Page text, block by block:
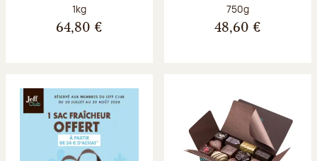
Poids net :
1kg
64,80 €
Poids net :
750g
48,60 €